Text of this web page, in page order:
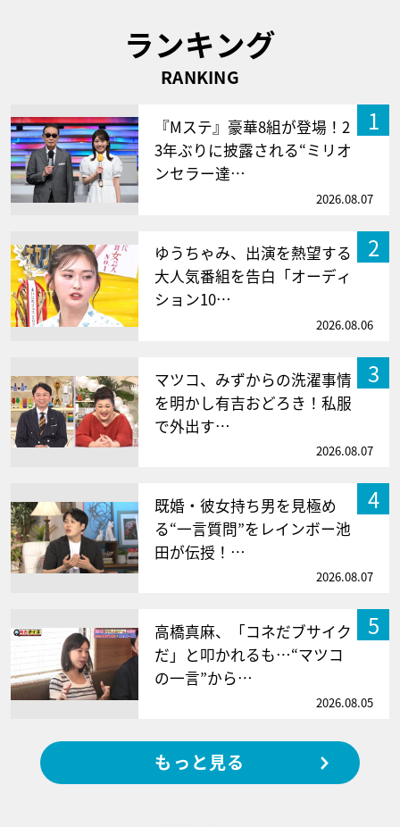
ランキング
RANKING
1
『Mステ』豪華8組が登場！2
3年ぶりに披露される“ミリオ
ンセラー達…
2026.08.07
2
ゆうちゃみ、出演を熱望する
大人気番組を告白「オーディ
ション10…
2026.08.06
3
マツコ、みずからの洗濯事情
を明かし有吉おどろき！私服
で外出す…
2026.08.07
4
既婚・彼女持ち男を見極め
る“一言質問”をレインボー池
田が伝授！…
2026.08.07
5
高橋真麻、「コネだブサイク
だ」と叩かれるも…“マツコ
の一言”から…
2026.08.05
もっと見る